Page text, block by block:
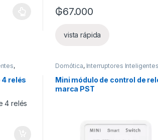
la página de producto
variantes. Las opciones se pueden elegir en
₲67.000
vista rápida
,
4 relés
Domótica, Interruptores Inteligentes
Luces inteligentes
Otros
Mini módulo de control de
marca PST